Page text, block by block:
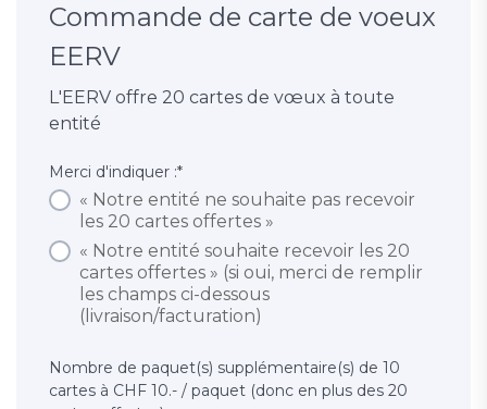
Commande de carte de voeux
EERV
L'EERV offre 20 cartes de vœux à toute
entité
Merci d'indiquer :*
« Notre entité ne souhaite pas recevoir
les 20 cartes offertes »
« Notre entité souhaite recevoir les 20
cartes offertes » (si oui, merci de remplir
les champs ci-dessous
(livraison/facturation)
Nombre de paquet(s) supplémentaire(s) de 10
cartes à CHF 10.- / paquet (donc en plus des 20